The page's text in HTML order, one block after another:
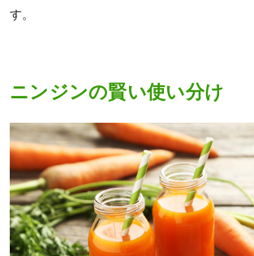
す。
ニンジンの賢い使い分け